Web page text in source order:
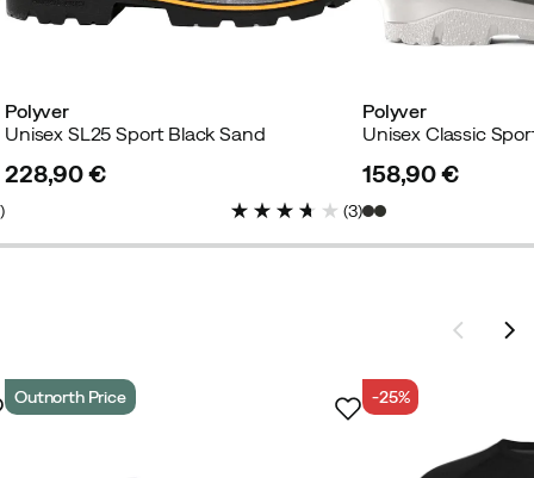
)
Polyver
Unisex SL25 Sport Black Sand
228,90 €
(3)
Polyver
Unisex Classic
price
158,90 €
Outnorth Price -25%